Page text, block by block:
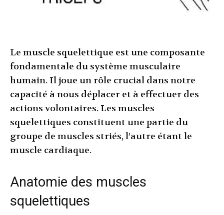
Le muscle squelettique est une composante
fondamentale du système musculaire
humain. Il joue un rôle crucial dans notre
capacité à nous déplacer et à effectuer des
actions volontaires. Les muscles
squelettiques constituent une partie du
groupe de muscles striés, l’autre étant le
muscle cardiaque.
Anatomie des muscles
squelettiques